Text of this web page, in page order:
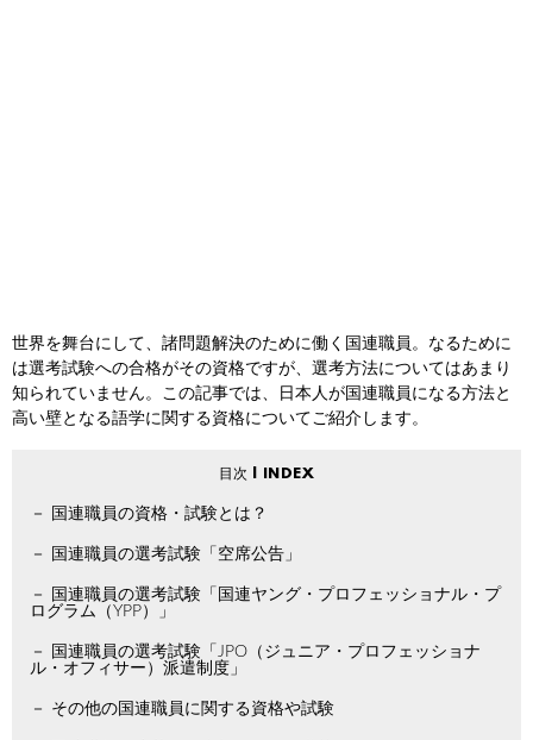
世界を舞台にして、諸問題解決のために働く国連職員。なるために
は選考試験への合格がその資格ですが、選考方法についてはあまり
知られていません。この記事では、日本人が国連職員になる方法と
高い壁となる語学に関する資格についてご紹介します。
国連職員の資格・試験とは？
国連職員の選考試験「空席公告」
国連職員の選考試験「国連ヤング・プロフェッショナル・プ
ログラム（YPP）」
国連職員の選考試験「JPO（ジュニア・プロフェッショナ
ル・オフィサー）派遣制度」
その他の国連職員に関する資格や試験